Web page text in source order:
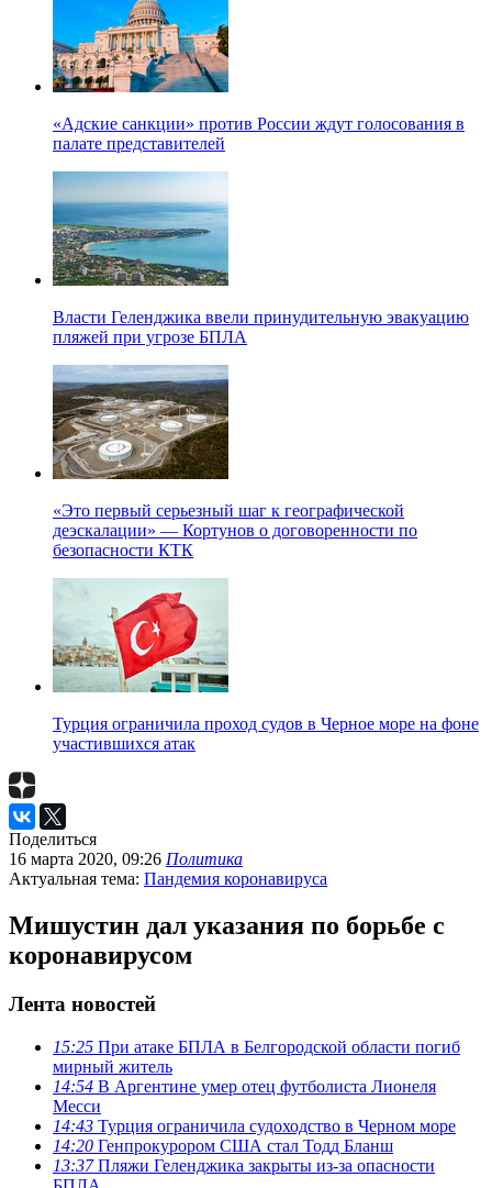
«Адские санкции» против России ждут голосования в
палате представителей
Власти Геленджика ввели принудительную эвакуацию
пляжей при угрозе БПЛА
«Это первый серьезный шаг к географической
деэскалации» — Кортунов о договоренности по
безопасности КТК
Турция ограничила проход судов в Черное море на фоне
участившихся атак
Поделиться
16 марта 2020, 09:26 Политика
Актуальная тема: Пандемия коронавируса
Мишустин дал указания по борьбе с
коронавирусом
Лента новостей
15:25 При атаке БПЛА в Белгородской области погиб
мирный житель
14:54 В Аргентине умер отец футболиста Лионеля
Месси
14:43 Турция ограничила судоходство в Черном море
14:20 Генпрокурором США стал Тодд Бланш
13:37Пляжи Геленджика закрыты из-за опасности